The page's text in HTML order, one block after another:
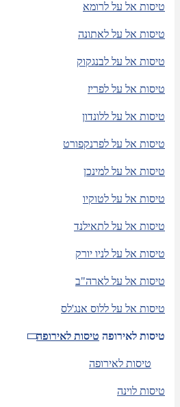
טיסות אל על לרומא
טיסות אל על לאתונה
טיסות אל על לבנגקוק
טיסות אל על לפריז
טיסות אל על ללונדון
טיסות אל על לפרנקפורט
טיסות אל על למינכן
טיסות אל על לטוקיו
טיסות אל על לתאילנד
טיסות אל על לניו יורק
טיסות אל על לארה"ב
טיסות אל על ללוס אנג'לס
טיסות לאירופה טיסות לאירופה
טיסות לאירופה
טיסות לוינה